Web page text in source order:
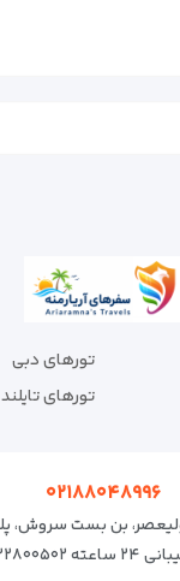
تورهای دبی
تورهای تایلند
۰۲۱۸۸۰۴۸۹۹۶